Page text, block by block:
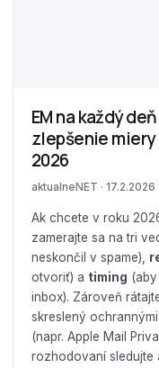
EM na každý
zlepšenie
2026
aktualneNET · 17.2.2026
Ak chcete v roku
zamerajte sa na tri
neskončil v spame),
otvoriť) a timing
inbox). Zároveň
skreslený
(napr. Apple Mail
rozhodovaní sledujte